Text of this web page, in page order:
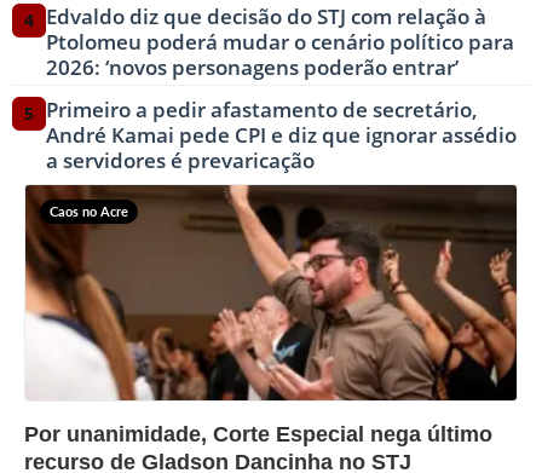
4 Edvaldo diz que decisão do STJ com relação à
Ptolomeu poderá mudar o cenário político para
2026: ‘novos personagens poderão entrar’
5 Primeiro a pedir afastamento de secretário,
André Kamai pede CPI e diz que ignorar assédio
a servidores é prevaricação
Caos no Acre
?>
Por unanimidade, Corte Especial nega último
recurso de Gladson Dancinha no STJ